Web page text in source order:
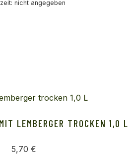
nicht angegeben
LEMBERGER TROCKEN 1,0 L
5,70 €